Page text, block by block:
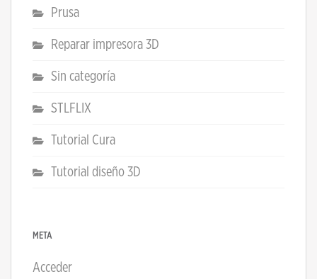
Prusa
Reparar impresora 3D
Sin categoría
STLFLIX
Tutorial Cura
Tutorial diseño 3D
META
Acceder